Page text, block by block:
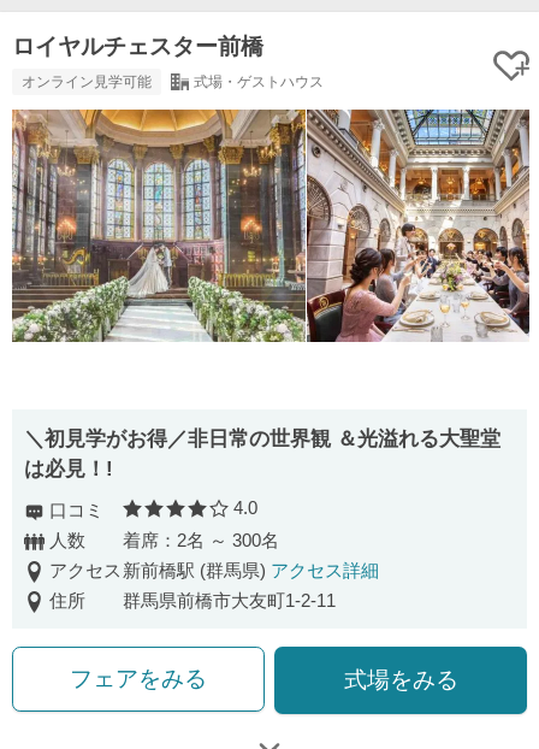
ロイヤルチェスター前橋
オンライン見学可能 式場・ゲストハウス
＼初見学がお得／非日常の世界観 ＆光溢れる大聖堂
は必見！!
口コミ 口コミ評価
4.0
人数
着席：2名 ～ 300名
アクセス 新前橋駅 (群馬県) アクセス詳細
住所
群馬県前橋市大友町1-2-11
フェアをみる 式場をみる